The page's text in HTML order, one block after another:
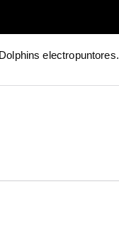
electropuntores.